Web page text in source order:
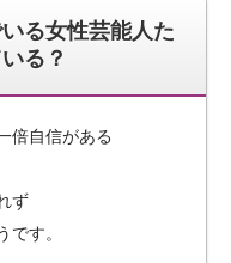
る女性芸能人た
る？
倍自信がある
ず
です。